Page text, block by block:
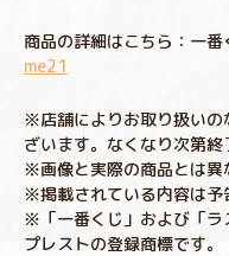
商品の詳細はこちら：一番
me21
※店舗によりお取り扱いの
ざいます。なくなり次第終
※画像と実際の商品とは異
※掲載されている内容は予
※「一番くじ」および「ラ
プレストの登録商標です。